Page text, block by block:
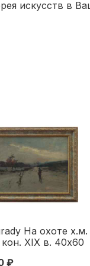
искусств в
На охоте х.м.
XIX в. 40x60
₽